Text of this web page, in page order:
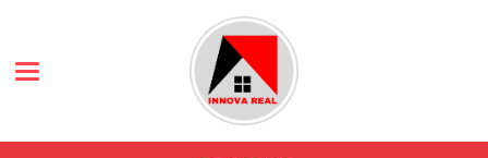
Toggle navigation